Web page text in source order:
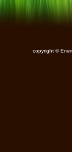
copyright ©